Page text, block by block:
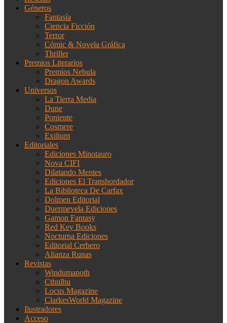
Géneros
Fantasía
Ciencia Ficción
Terror
Cómic & Novela Gráfica
Thriller
Premios Literarios
Premios Nebula
Dragon Awards
Universos
La Tierra Media
Dune
Poniente
Cosmere
Exilium
Editoriales
Ediciones Minotauro
Nova CIFI
Dilatando Mentes
Ediciones El Transbordador
La Biblioteca De Carfax
Dolmen Editorial
Duermevela Ediciones
Gamon Fantasy
Red Key Books
Nocturna Ediciones
Editorial Cerbero
Alianza Runas
Revistas
Windumanoth
Cthulhu
Locus Magazine
ClarkesWorld Magazine
Ilustradores
Acceso